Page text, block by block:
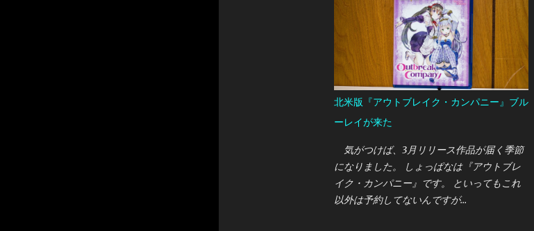
今までいただきもののUSB接続マイクを使っ
ていましたが、 アームで固定できるマイク
に変更したいと思っていたところ 今回はオ
ーストリア・AKGの新しいUSB接続マイクで
ある "LYRA"を買うことができたので、ここ
で紹介しておきたいと思います。
北米版『アウトブレイク・カンパニー』ブル
ーレイが来た
気がつけば、3月リリース作品が届く季節
になりました。 しょっぱなは『アウトブレ
イク・カンパニー』です。 といってもこれ
以外は予約してないんですが…